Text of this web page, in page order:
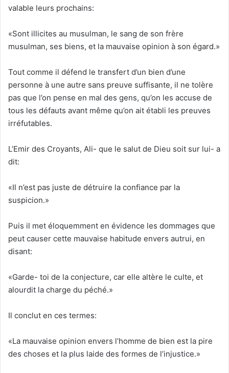
valable leurs prochains:
«Sont illicites au musulman, le sang de son frère
musulman, ses biens, et la mauvaise opinion à son égard.»
Tout comme il défend le transfert d’un bien d’une
personne à une autre sans preuve suffisante, il ne tolère
pas que l’on pense en mal des gens, qu’on les accuse de
tous les défauts avant même qu’on ait établi les preuves
irréfutables.
L’Emir des Croyants, Ali- que le salut de Dieu soit sur lui- a
dit:
«Il n’est pas juste de détruire la confiance par la
suspicion.»
Puis il met éloquemment en évidence les dommages que
peut causer cette mauvaise habitude envers autrui, en
disant:
«Garde- toi de la conjecture, car elle altère le culte, et
alourdit la charge du péché.»
Il conclut en ces termes:
«La mauvaise opinion envers l’homme de bien est la pire
des choses et la plus laide des formes de l’injustice.»